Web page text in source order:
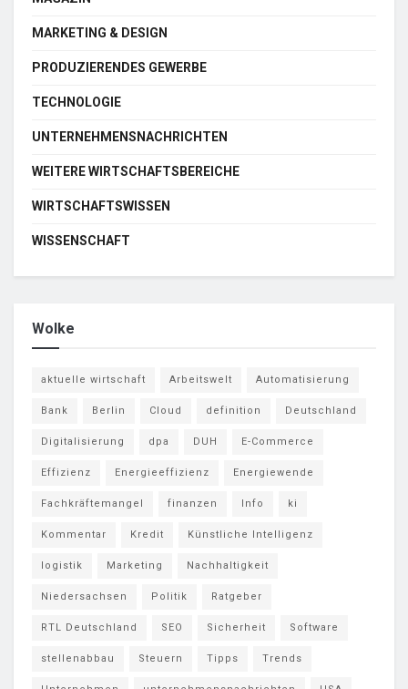
MARKETING & DESIGN
PRODUZIERENDES GEWERBE
TECHNOLOGIE
UNTERNEHMENSNACHRICHTEN
WEITERE WIRTSCHAFTSBEREICHE
WIRTSCHAFTSWISSEN
WISSENSCHAFT
Wolke
aktuelle wirtschaft Arbeitswelt Automatisierung
Bank Berlin Cloud definition Deutschland
Digitalisierung dpa DUH E-Commerce
Effizienz Energieeffizienz Energiewende
Fachkräftemangel finanzen Info ki
Kommentar Kredit Künstliche Intelligenz
logistik Marketing Nachhaltigkeit
Niedersachsen Politik Ratgeber
RTL Deutschland SEO Sicherheit Software
stellenabbau Steuern Tipps Trends